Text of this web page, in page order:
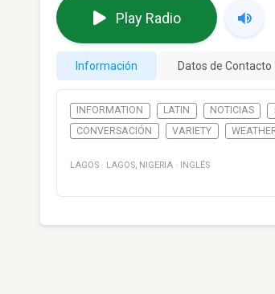
Play Radio
Información Datos de Contacto
INFORMATION LATIN NOTICIAS
CONVERSACIÓN
VARIETY
LAGOS · LAGOS, NIGERIA · INGLÉS